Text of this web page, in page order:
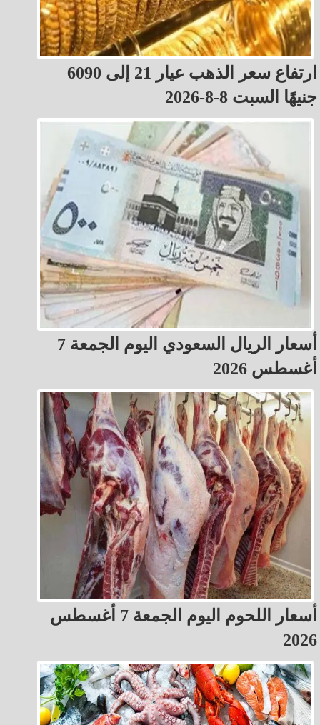
ارتفاع سعر الذهب عيار 21 إلى 6090
جنيهًا السبت 8-8-2026
أسعار الريال السعودي اليوم الجمعة 7
أغسطس 2026
أسعار اللحوم اليوم الجمعة 7 أغسطس
2026